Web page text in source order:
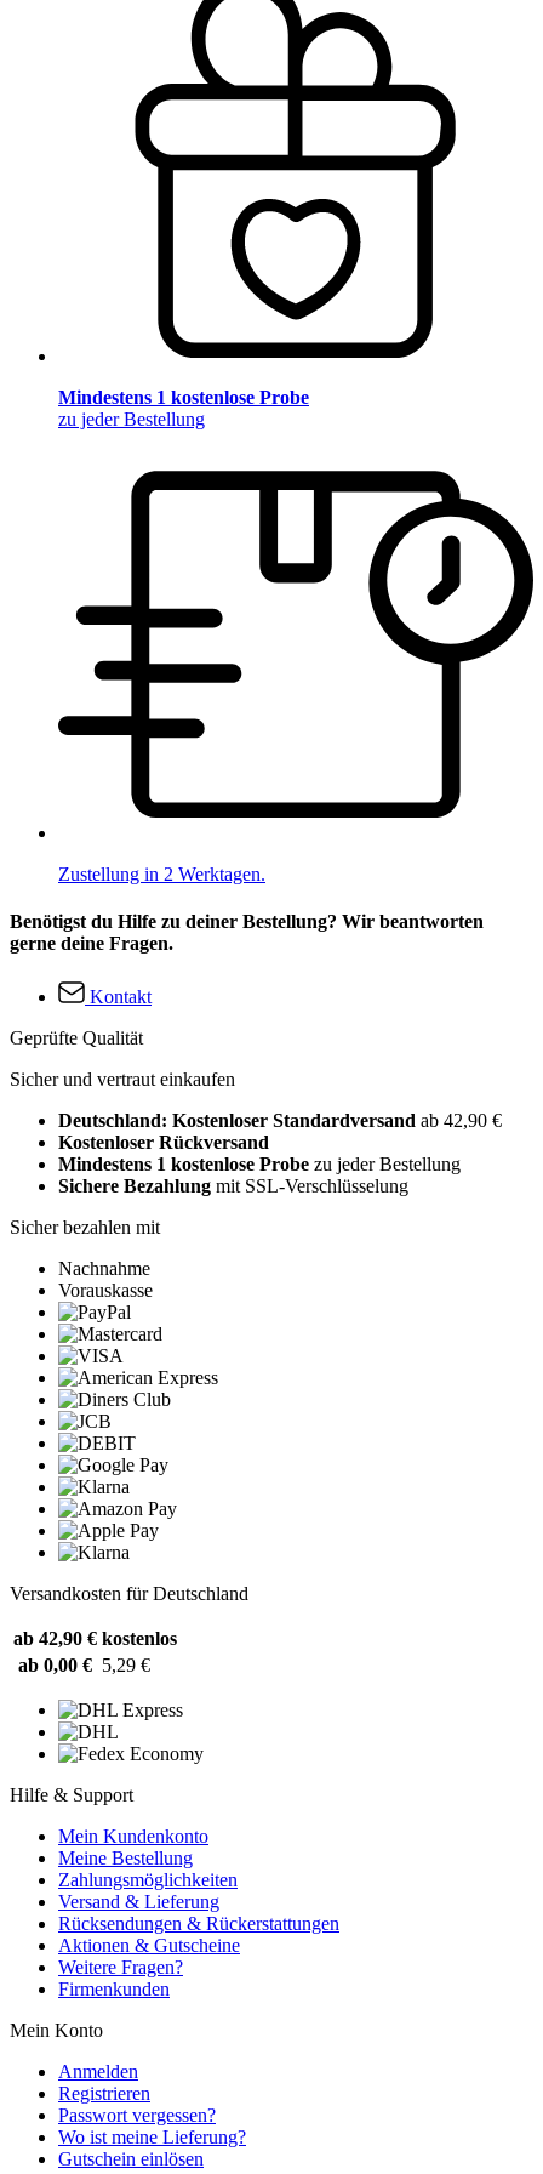
Mindestens 1 kostenlose Probe
zu jeder Bestellung
Zustellung in 2 Werktagen.
Benötigst du Hilfe zu deiner Bestellung? Wir beantworten
gerne deine Fragen.
Kontakt
Geprüfte Qualität
Sicher und vertraut einkaufen
Deutschland: Kostenloser Standardversand ab 42,90 €
Kostenloser Rückversand
Mindestens 1 kostenlose Probe zu jeder Bestellung
Sichere Bezahlung mit SSL-Verschlüsselung
Sicher bezahlen mit
Nachnahme
Vorauskasse
Versandkosten für Deutschland
ab 42,90 € kostenlos
ab 0,00 € 5,29 €
Hilfe & Support
Mein Kundenkonto
Meine Bestellung
Zahlungsmöglichkeiten
Versand & Lieferung
Rücksendungen & Rückerstattungen
Aktionen & Gutscheine
Weitere Fragen?
Firmenkunden
Mein Konto
Anmelden
Registrieren
Passwort vergessen?
Wo ist meine Lieferung?
Gutschein einlösen